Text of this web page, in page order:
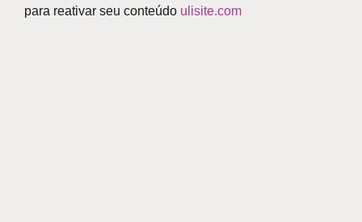
para reativar seu conteúdo ulisite.com